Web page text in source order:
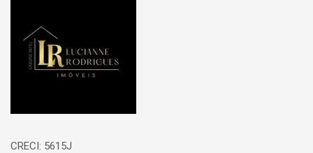
CRECI: 5615J